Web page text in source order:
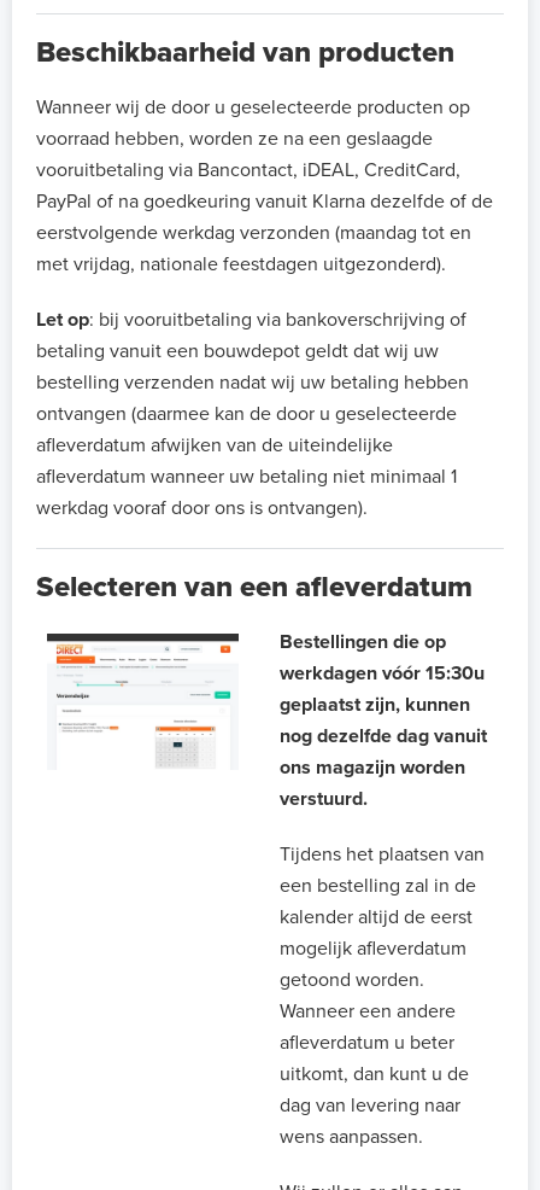
Beschikbaarheid van producten
Wanneer wij de door u geselecteerde producten op
voorraad hebben, worden ze na een geslaagde
vooruitbetaling via Bancontact, iDEAL, CreditCard,
PayPal of na goedkeuring vanuit Klarna dezelfde of de
eerstvolgende werkdag verzonden (maandag tot en
met vrijdag, nationale feestdagen uitgezonderd).
Let op: bij vooruitbetaling via bankoverschrijving of
betaling vanuit een bouwdepot geldt dat wij uw
bestelling verzenden nadat wij uw betaling hebben
ontvangen (daarmee kan de door u geselecteerde
afleverdatum afwijken van de uiteindelijke
afleverdatum wanneer uw betaling niet minimaal 1
werkdag vooraf door ons is ontvangen).
Selecteren van een afleverdatum
Bestellingen die op
werkdagen vóór 15:30u
geplaatst zijn, kunnen
nog dezelfde dag vanuit
ons magazijn worden
verstuurd.
Tijdens het plaatsen van
een bestelling zal in de
kalender altijd de eerst
mogelijk afleverdatum
getoond worden.
Wanneer een andere
afleverdatum u beter
uitkomt, dan kunt u de
dag van levering naar
wens aanpassen.